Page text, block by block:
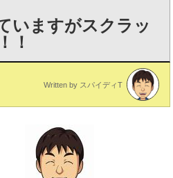
いますがスクラッ
！
Written by スパイディT